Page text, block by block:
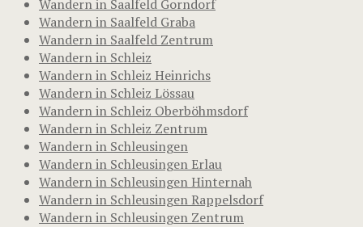
Wandern in Saalfeld Gorndorf
Wandern in Saalfeld Graba
Wandern in Saalfeld Zentrum
Wandern in Schleiz
Wandern in Schleiz Heinrichs
Wandern in Schleiz Lössau
Wandern in Schleiz Oberböhmsdorf
Wandern in Schleiz Zentrum
Wandern in Schleusingen
Wandern in Schleusingen Erlau
Wandern in Schleusingen Hinternah
Wandern in Schleusingen Rappelsdorf
Wandern in Schleusingen Zentrum